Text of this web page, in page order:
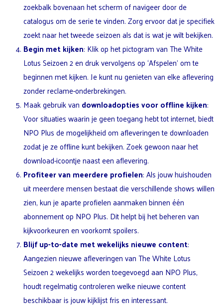
zoekbalk bovenaan het scherm of navigeer door de
catalogus om de serie te vinden. Zorg ervoor dat je specifiek
zoekt naar het tweede seizoen als dat is wat je wilt bekijken.
Begin met kijken: Klik op het pictogram van The White
Lotus Seizoen 2 en druk vervolgens op ‘Afspelen’ om te
beginnen met kijken. Je kunt nu genieten van elke aflevering
zonder reclame-onderbrekingen.
Maak gebruik van downloadopties voor offline kijken:
Voor situaties waarin je geen toegang hebt tot internet, biedt
NPO Plus de mogelijkheid om afleveringen te downloaden
zodat je ze offline kunt bekijken. Zoek gewoon naar het
download-icoontje naast een aflevering.
Profiteer van meerdere profielen: Als jouw huishouden
uit meerdere mensen bestaat die verschillende shows willen
zien, kun je aparte profielen aanmaken binnen één
abonnement op NPO Plus. Dit helpt bij het beheren van
kijkvoorkeuren en voorkomt spoilers.
Blijf up-to-date met wekelijks nieuwe content:
Aangezien nieuwe afleveringen van The White Lotus
Seizoen 2 wekelijks worden toegevoegd aan NPO Plus,
houdt regelmatig controleren welke nieuwe content
beschikbaar is jouw kijklijst fris en interessant.